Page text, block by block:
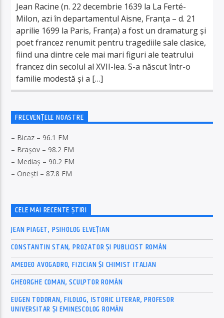
Jean Racine (n. 22 decembrie 1639 la La Ferté-
Milon, azi în departamentul Aisne, Franța – d. 21
aprilie 1699 la Paris, Franța) a fost un dramaturg și
poet francez renumit pentru tragediile sale clasice,
fiind una dintre cele mai mari figuri ale teatrului
francez din secolul al XVII-lea. S-a născut într-o
familie modestă și a […]
FRECVENȚELE NOASTRE
– Bicaz – 96.1 FM
– Brașov – 98.2 FM
– Mediaș – 90.2 FM
– Onești – 87.8 FM
CELE MAI RECENTE ȘTIRI
JEAN PIAGET, PSIHOLOG ELVEȚIAN
CONSTANTIN STAN, PROZATOR ȘI PUBLICIST ROMÂN
AMEDEO AVOGADRO, FIZICIAN ȘI CHIMIST ITALIAN
GHEORGHE COMAN, SCULPTOR ROMÂN
EUGEN TODORAN, FILOLOG, ISTORIC LITERAR, PROFESOR
UNIVERSITAR ȘI EMINESCOLOG ROMÂN